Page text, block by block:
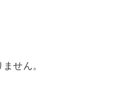
せん。